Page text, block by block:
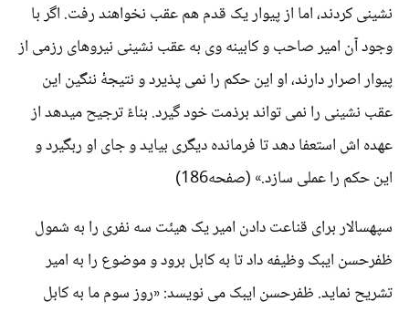
نشینی کردند، اما از پیوار یک قدم هم عقب نخواهند رفت. اگر با
وجود آن امیر صاحب و کابینه وی به عقب نشینی نیروهای رزمی از
پیوار اصرار دارند، او این حکم را نمی پذیرد و نتیجۀ ننگین این
عقب نشینی را نمی تواند برذمت خود گیرد. بناءً ترجیح میدهد از
عهده اش استعفا دهد تا فرمانده دیگری بیاید و جای او ربگیرد و
این حکم را عملی سازد.» (صفحه186)
سپهسالار برای قناعت دادن امیر یک هیئت سه نفری را به شمول
ظفرحسن ایبک وظیفه داد تا به کابل برود و موضوع را به امیر
تشریح نماید. ظفرحسن ایبک می نویسد: «روز سوم ما به کابل